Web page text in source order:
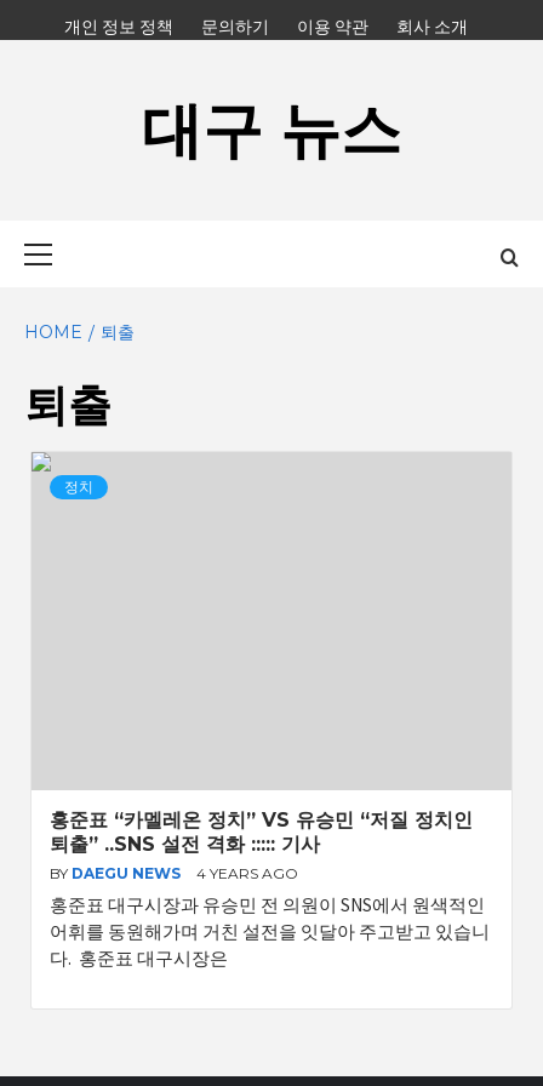
to
개인 정보 정책 문의하기 이용 약관 회사 소개
대구 뉴스
HOME 퇴출
퇴출
정치
홍준표 “카멜레온 정치” VS 유승민 “저질 정치인
퇴출” ..SNS 설전 격화 ::::: 기사
BY DAEGU NEWS 4 YEARS AGO
홍준표 대구시장과 유승민 전 의원이 SNS에서 원색적인
어휘를 동원해가며 거친 설전을 잇달아 주고받고 있습니
다. 홍준표 대구시장은